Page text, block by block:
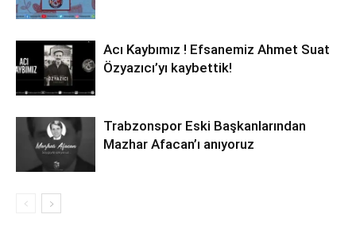
Acı Kaybımız ! Efsanemiz Ahmet Suat
Özyazıcı’yı kaybettik!
Trabzonspor Eski Başkanlarından
Mazhar Afacan’ı anıyoruz